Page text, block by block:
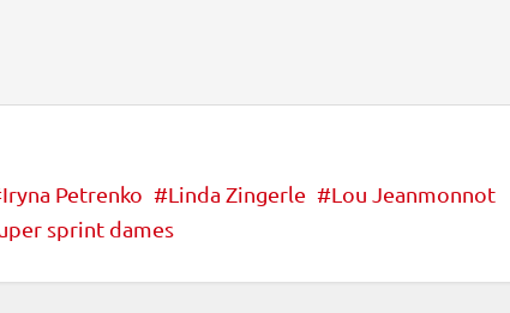
Iryna Petrenko Linda Zingerle
Lou Jeanmonnot
sprint dames